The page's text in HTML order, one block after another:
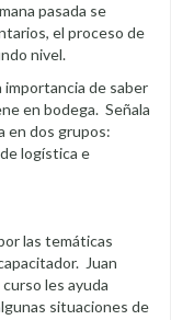
pasada se
el proceso de
nivel.
de saber
en bodega. Señala
en dos grupos:
logística e
las temáticas
Juan
les ayuda
situaciones de